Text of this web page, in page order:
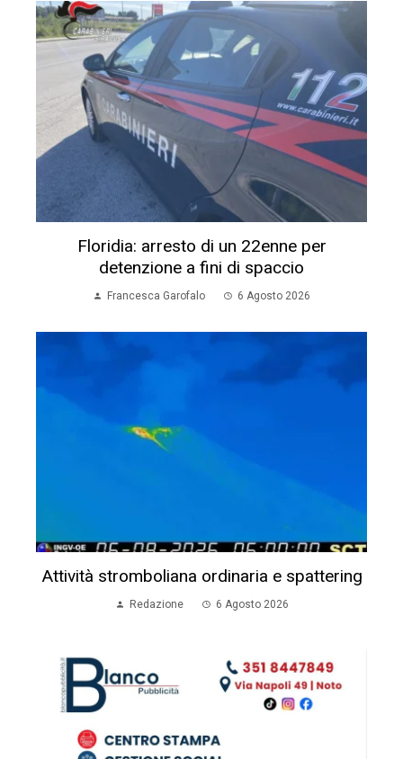
Floridia: arresto di un 22enne per
detenzione a fini di spaccio
Francesca Garofalo 6 Agosto 2026
Attività stromboliana ordinaria e spattering
Redazione 6 Agosto 2026